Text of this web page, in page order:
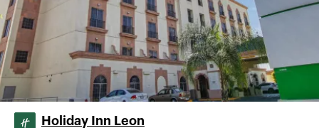
Holiday Inn Leon